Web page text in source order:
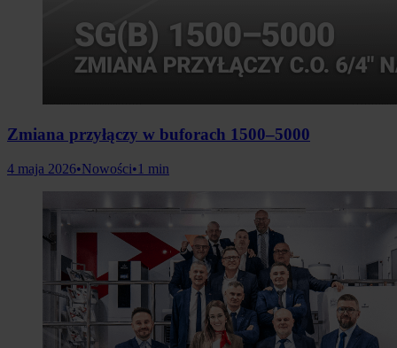
Zmiana przyłączy w buforach 1500–5000
4 maja 2026•Nowości•1 min